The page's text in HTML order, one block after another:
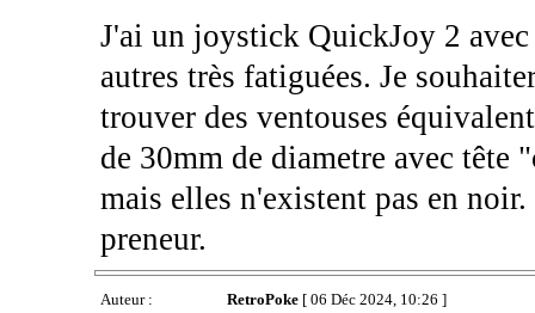
J'ai un joystick QuickJoy 2 avec
autres très fatiguées. Je
trouver des ventouses
de 30mm de diametre avec
mais elles n'existent pas en
preneur.
Auteur : RetroPoke[ 06 Déc 2024, 10:26 ]